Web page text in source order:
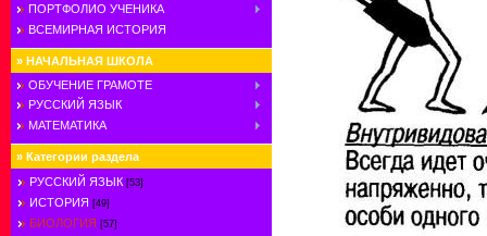
ПОРТФОЛИО УЧЕНИКА
ВСЕМИРНАЯ ИСТОРИЯ
» НАЧАЛЬНАЯ ШКОЛА
ОБУЧЕНИЕ ГРАМОТЕ
РУССКИЙ ЯЗЫК
МАТЕМАТИКА
» Категории раздела
РУССКИЙ ЯЗЫК [53]
ИСТОРИЯ [49]
БИОЛОГИЯ [57]